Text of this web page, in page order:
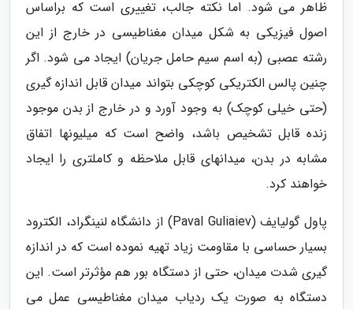
ظاهر می شود. اما نکته جالب، تغییری است که براساس
اصول فیزیکی به شکل میدان مغناطیسی در خارج از این
رشته عصبی (به اسم سیم حامل جریان) ایجاد می شود. اگر
چنین پالس الکتریکی کوچکی بتواند میدان قابل اندازه گیری
(حتی خیلی کوچک) به وجود آورد و در خارج از بدن موجود
زنده قابل تشخیص باشد، واضح است که میلیونها اتفاق
مشابه در بدن، میدانهای قابل ملاحظه و کاملتری را ایجاد
خواهند کرد.
پاول گولیایف (Paval Guliaiev) از دانشگاه لنینگراد، الکترود
بسیار حساسی با مقاومت زیاد تهیه نموده است که در اندازه
گیری شدت میدان، حتی از دستگاه بور هم مؤثرتر است. این
دستگاه به صورت یک ردیاب میدان مغناطیسی عمل می